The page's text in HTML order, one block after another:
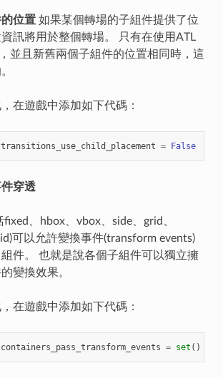
位置如果某個轉場的子組件提供了位
訊將用於整個轉場。 只有在使用ATL
並且新舊兩個子組件的位置相同時，這
在遊戲中添加如下代碼：
transitions_use_child_placement = False
穿透
、hbox、vbox、side、grid、
可以允許變換事件(transform events)
件。 也就是說各個子組件可以獨立擁
變換效果。
在遊戲中添加如下代碼：
containers_pass_transform_events = set ()